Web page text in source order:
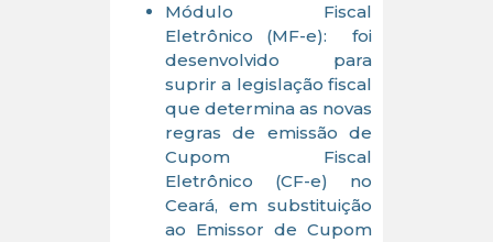
Módulo Fiscal
Eletrônico (MF-e): foi
desenvolvido para
suprir a legislação fiscal
que determina as novas
regras de emissão de
Cupom Fiscal
Eletrônico (CF-e) no
Ceará, em substituição
ao Emissor de Cupom